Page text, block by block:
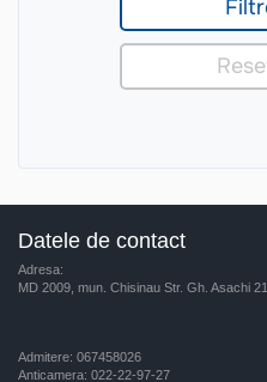
Datele de contact
Adresa:
MD 2009, mun. Chisinau Str. Gh. Asachi 21
Admitere: 067458026
Anticamera: 022-22-97-27